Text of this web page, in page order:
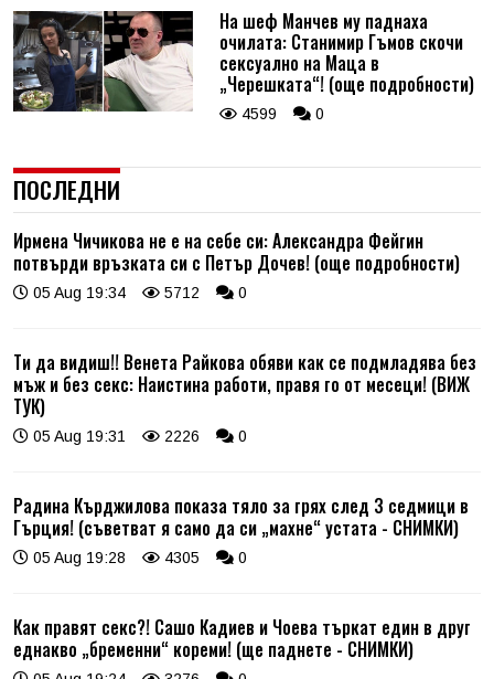
На шеф Манчев му паднаха
очилата: Станимир Гъмов скочи
сексуално на Маца в
„Черешката“! (още подробности)
4599 0
ПОСЛЕДНИ
Ирмена Чичикова не е на себе си: Александра Фейгин
потвърди връзката си с Петър Дочев! (още подробности)
05 Aug 19:34 5712 0
Ти да видиш!! Венета Райкова обяви как се подмладява без
мъж и без секс: Наистина работи, правя го от месеци! (ВИЖ
ТУК)
05 Aug 19:31 2226 0
Радина Кърджилова показа тяло за грях след 3 седмици в
Гърция! (съветват я само да си „махне“ устата - СНИМКИ)
05 Aug 19:28 4305 0
Как правят секс?! Сашо Кадиев и Чоева търкат един в друг
еднакво „бременни“ кореми! (ще паднете - СНИМКИ)